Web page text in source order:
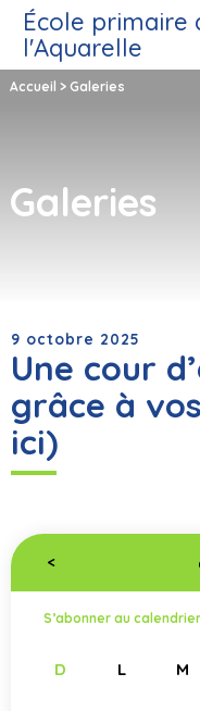
École primaire
l'Aquarelle
Accueil > Galeries
Galeries
9 octobre 2025
Une cour
grâce à
ici)
<
S’abonner au
D L M